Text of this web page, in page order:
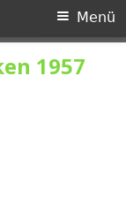
1957
Menü